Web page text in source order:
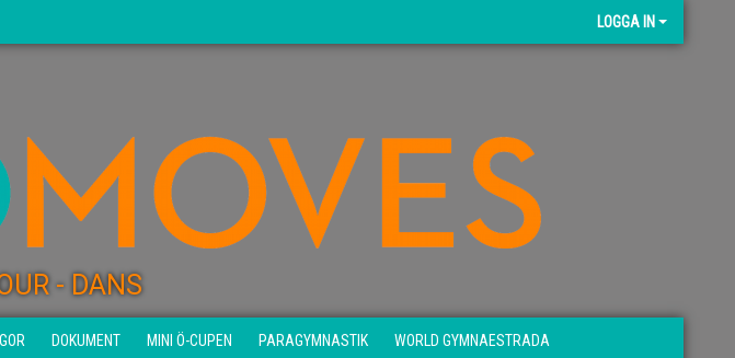
LOGGA IN
- DANS
DOKUMENT MINI Ö-CUPEN PARAGYMNASTIK WORLD GYMNAESTRADA